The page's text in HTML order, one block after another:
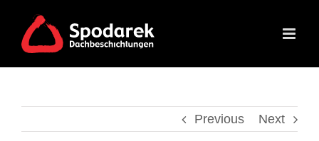
content
Previous Next